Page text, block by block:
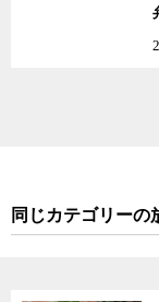
い改作が、プロデュ
が必要で、それが二
同じカテゴリーの